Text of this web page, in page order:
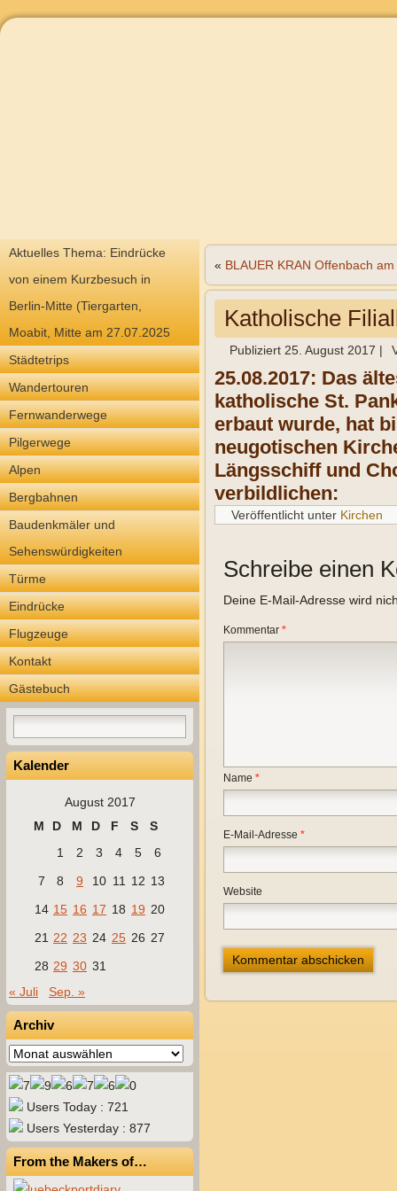
Aktuelles Thema: Eindrücke
von einem Kurzbesuch in
Berlin-Mitte (Tiergarten,
Moabit, Mitte am 27.07.2025
Städtetrips
Wandertouren
Fernwanderwege
Pilgerwege
Alpen
Bergbahnen
Baudenkmäler und
Sehenswürdigkeiten
Türme
Eindrücke
Flugzeuge
Kontakt
Gästebuch
Kalender
August 2017
M
D M D F S
S
1
2 3 4 5
6
7
8 9 10 11 12 13
14 15 16 17 18 19 20
21 22 23 24 25 26 27
28 29 30 31
« Juli
Sep. »
Archiv
Archiv
Users Today : 721
Users Yesterday : 877
From the Makers of…
« BLAUER KRAN Offenbach
Katholische
Publiziert 25. August 2017 |
25.08.2017: Das
katholische St.
erbaut wurde, hat
neugotischen
Längsschiff und
verbildlichen:
Veröffentlicht unter Kirchen
Schreibe einen
Deine E-Mail-Adresse wird
Kommentar *
Name *
E-Mail-Adresse *
Website